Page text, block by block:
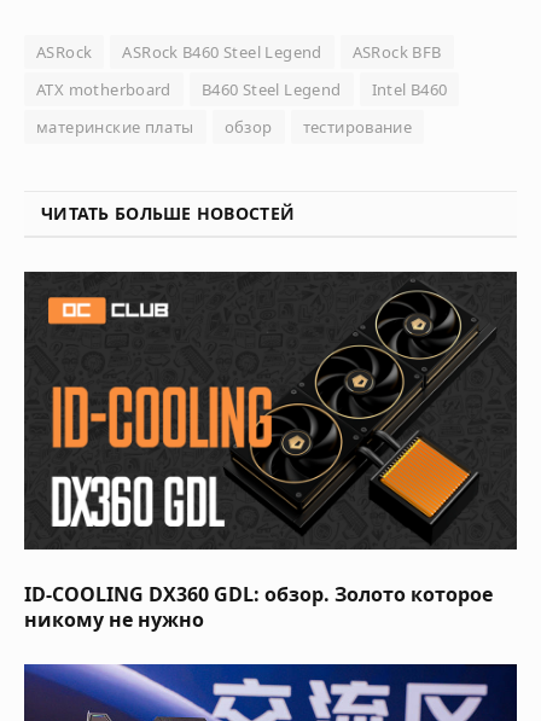
ASRock ASRock B460 Steel Legend
ASRock BFB
ATX motherboard
B460 Steel Legend
Intel B460
материнские платы
обзор тестирование
ЧИТАТЬ БОЛЬШЕ НОВОСТЕЙ
ID-COOLING DX360 GDL: обзор. Золото которое
никому не нужно